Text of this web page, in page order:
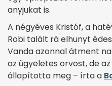
anyjukat is.
A négyéves Kristóf, a
Robi talált rá elhunyt
Vanda azonnal átment
az ügyeletes orvost, de
állapította meg – írta a